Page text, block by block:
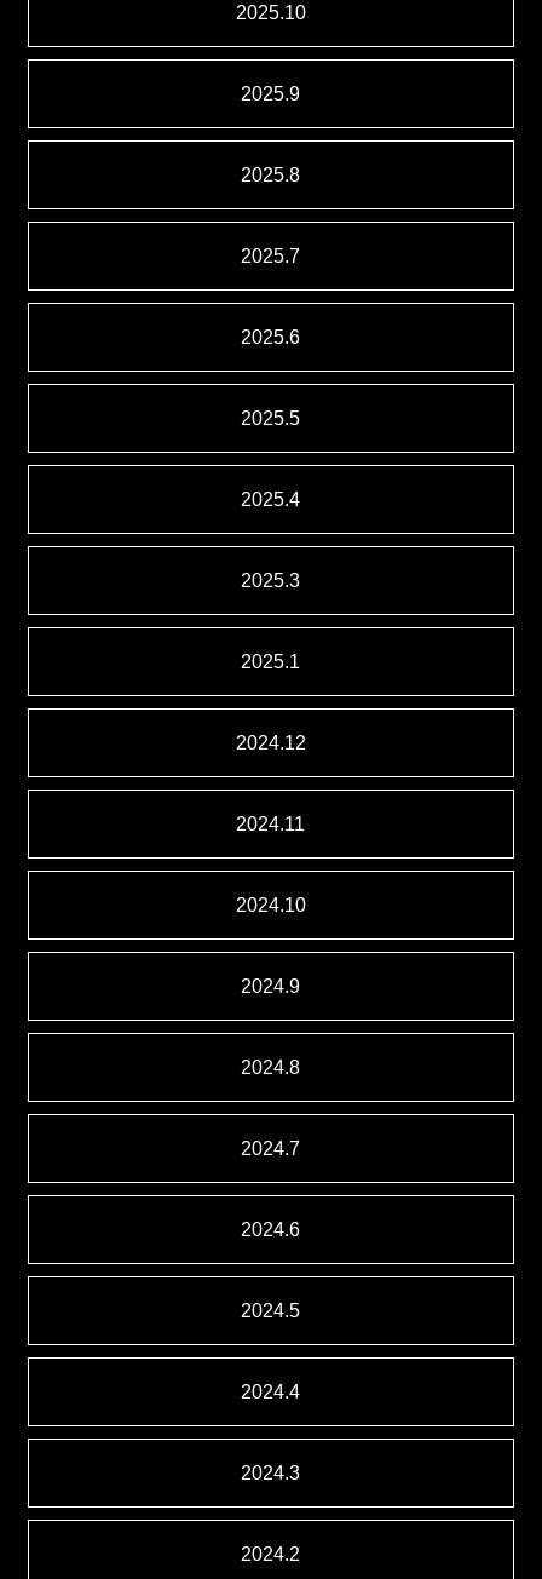
2025.10
2025.9
2025.8
2025.7
2025.6
2025.5
2025.4
2025.3
2025.1
2024.12
2024.11
2024.10
2024.9
2024.8
2024.7
2024.6
2024.5
2024.4
2024.3
2024.2